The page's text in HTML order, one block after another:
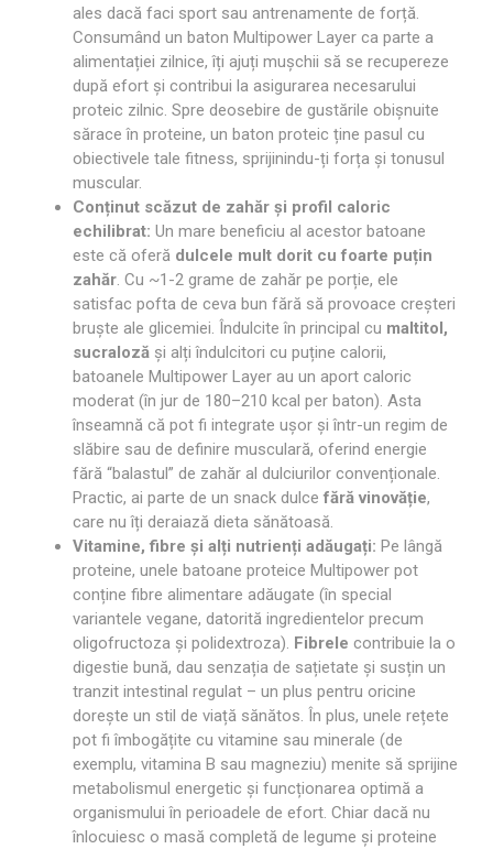
ales dacă faci sport sau antrenamente de forță.
Consumând un baton Multipower Layer ca parte a
alimentației zilnice, îți ajuți mușchii să se recupereze
după efort și contribui la asigurarea necesarului
proteic zilnic. Spre deosebire de gustările obișnuite
sărace în proteine, un baton proteic ține pasul cu
obiectivele tale fitness, sprijinindu-ți forța și tonusul
muscular.
Conținut scăzut de zahăr și profil caloric
echilibrat: Un mare beneficiu al acestor batoane
este că oferă dulcele mult dorit cu foarte puțin
zahăr. Cu ~1-2 grame de zahăr pe porție, ele
satisfac pofta de ceva bun fără să provoace creșteri
bruște ale glicemiei. Îndulcite în principal cu maltitol,
sucraloză și alți îndulcitori cu puține calorii,
batoanele Multipower Layer au un aport caloric
moderat (în jur de 180–210 kcal per baton). Asta
înseamnă că pot fi integrate ușor și într-un regim de
slăbire sau de definire musculară, oferind energie
fără “balastul” de zahăr al dulciurilor convenționale.
Practic, ai parte de un snack dulce fără vinovăție,
care nu îți deraiază dieta sănătoasă.
Vitamine, fibre și alți nutrienți adăugați: Pe lângă
proteine, unele batoane proteice Multipower pot
conține fibre alimentare adăugate (în special
variantele vegane, datorită ingredientelor precum
oligofructoza și polidextroza). Fibrele contribuie la o
digestie bună, dau senzația de sațietate și susțin un
tranzit intestinal regulat – un plus pentru oricine
dorește un stil de viață sănătos. În plus, unele rețete
pot fi îmbogățite cu vitamine sau minerale (de
exemplu, vitamina B sau magneziu) menite să sprijine
metabolismul energetic și funcționarea optimă a
organismului în perioadele de efort. Chiar dacă nu
înlocuiesc o masă completă de legume și proteine